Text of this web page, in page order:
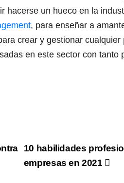
hacerse un hueco en la
, para enseñar a
crear y gestionar
en este sector con tanto
10 habilidades
empresas en 2021